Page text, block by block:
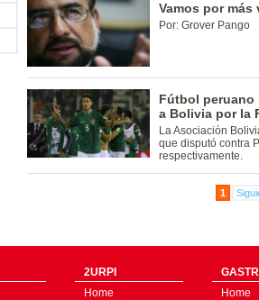
Vamos por más
Por: Grover Pango
Fútbol
a Bolivia por la
La Asociación
que disputó contra
respectivamente.
1
2URPI
Home
Home